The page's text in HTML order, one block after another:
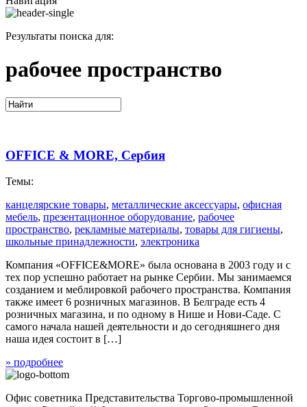
Результаты поиска для:
рабочее пространство
OFFICE & MORE, Сербия
Темы:
канцелярские товары, металлические аксессуары, офисная
мебель, презентационное оборудование, рабочее
пространство, рекламные материалы, товары для гигиены,
школьные принадлежности, электроника
Компания «OFFICE&MORE» была основана в 2003 году и с
тех пор успешно работает на рынке Сербии. Мы занимаемся
созданием и меблировкой рабочего пространства. Компания
также имеет 6 розничных магазинов. В Белграде есть 4
розничных магазина, и по одному в Нише и Нови-Саде. С
самого начала нашей деятельности и до сегодняшнего дня
наша идея состоит в […]
» подробнее
Офис советника Представительства Торгово-промышленной